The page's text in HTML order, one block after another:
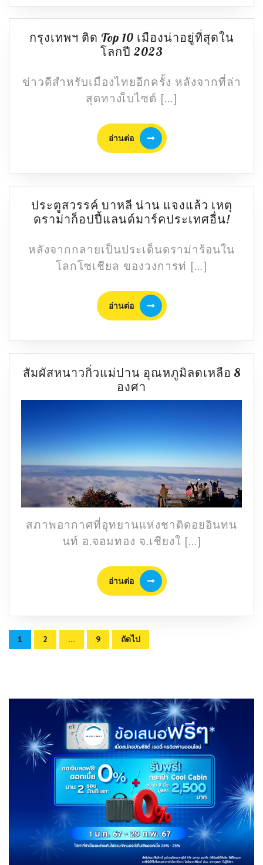
กรุงเทพฯ ติด Top 10 เมืองน่าอยู่ที่สุดใน
โลกปี 2023
Top
10
เมือง
อยู่
ที่สุด
โลก
2023
ข่าวดีสำหรับเมืองไทยอีกครั้ง หลังจากที่ล่า
สุดทางเ็บไซต์ […]
อ่านต่อ
อ่าน
ต่อ
ประตูสวรรค์ บาหลี น่าน แจงแล้ว เหตุ
ดราม่าก็อปปี้แลนด์มาร์คประเทศอื่น!ประตู
บาหลี
ก็อปปี้
มาร์ค
อื่น!
หลังจากกลายเป็นประเด็นดราม่าร้อนใน
โลกโซเชียล ของวงการท่ […]
อ่านต่อ
อ่าน
ต่อ
สัมผัสหนาวกิ่วแม่ปาน อุณหภูมิลดเหลือ 8
องศา
หนาว
แม่
ปาน
อุณหภูมิ
ลด
เหลือ
8
สภาพอากาศที่อุทยานแห่งชาติดอยอินทน
นท์ อ.จอมทอง จ.เชียงใ […]
อ่านต่อ
อ่าน
ต่อ
Posts
1 2 … 9 ถัดไป